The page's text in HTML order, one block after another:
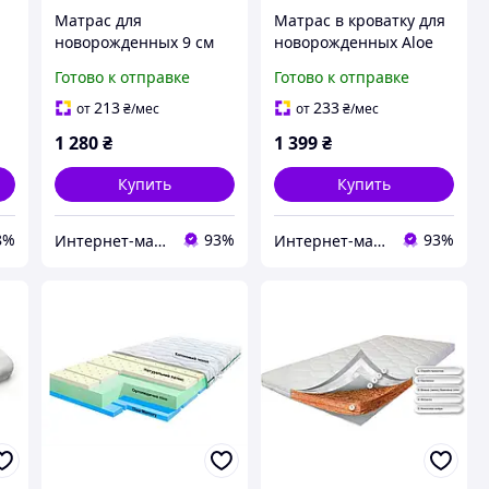
Матрас для
новорожденных 9 см
белый 120х60 см
Готово к отправке
от 213 ₴/мес
1 280 ₴
Купить
Интернет-магазин "GLADYS" 93%
Матрас в кроватку для
новорожденных Aloe
кокос) - 8 см белый
Готово к отправке
от 233₴/мес
1 399₴
Купить
Интернет-магазин "GLADYS" 93%